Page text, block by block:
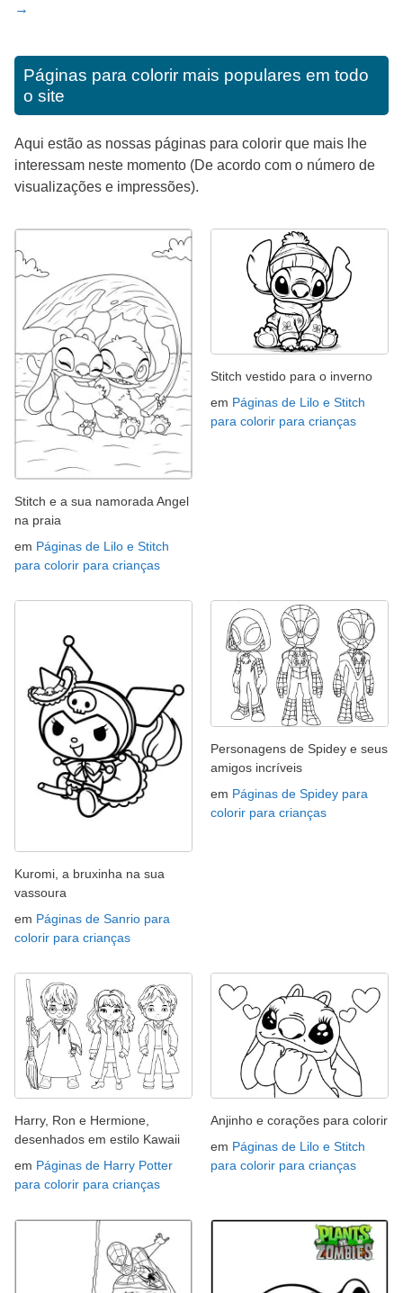
→
Páginas para colorir mais populares em todo
o site
Aqui estão as nossas páginas para colorir que mais lhe
interessam neste momento (De acordo com o número de
visualizações e impressões).
Stitch e a sua namorada Angel
na praia
em Páginas de Lilo e Stitch
para colorir para crianças
Stitch vestido para o inverno
em Páginas de Lilo e Stitch
para colorir para crianças
Kuromi, a bruxinha na sua
vassoura
em Páginas de Sanrio para
colorir para crianças
Personagens de Spidey e seus
amigos incríveis
em Páginas de Spidey para
colorir para crianças
Harry, Ron e Hermione,
desenhados em estilo Kawaii
em Páginas de Harry Potter
para colorir para crianças
Anjinho e corações para colorir
em Páginas de Lilo e Stitch
para colorir para crianças